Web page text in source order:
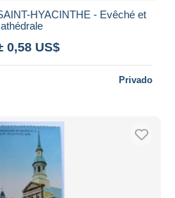
HYACINTHE - Evêché et
0,58 US$
Privado